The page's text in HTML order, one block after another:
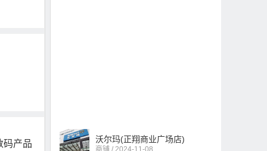
码产品
沃尔玛(正翔商业广场店)
商铺 / 2024-11-08